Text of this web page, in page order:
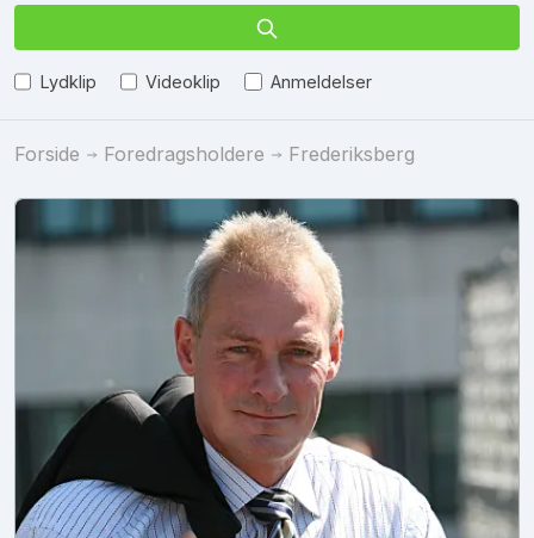
Lydklip Videoklip Anmeldelser
Forside Foredragsholdere Frederiksberg